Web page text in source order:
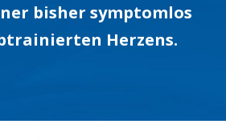
bisher symptomlos
Herzens.